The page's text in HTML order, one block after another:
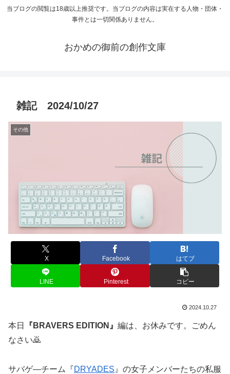
当ブログの閲覧は18歳以上推奨です。当ブログの内容は実在する人物・団体・
事件とは一切関係ありません。
おかめの御前の創作文庫
雑記 2024/10/27
その他
X Facebook はてブ
LINE Pinterest コピー
2024.10.27
本日 『BRAVERS EDITION』 編は、お休みです。ごめん
なさい🙇
サバゲ―チーム『DRYADES 』の女子メンバーたちの私服